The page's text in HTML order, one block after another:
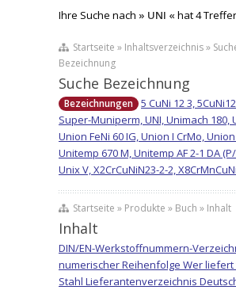
Ihre Suche nach » UNI « hat 4
Startseite » Inhaltsverzeichnis »
Bezeichnung
Suche Bezeichnung
Bezeichnungen 5 CuNi 12 3,
Super-Muniperm, UNI, Unimach 180,
Union FeNi 60 IG, Union I CrMo,
Unitemp 670 M, Unitemp AF 2-1 DA
Unix V, X2CrCuNiN23-2-2,
Startseite » Produkte » Buch » Inhalt
Inhalt
DIN/EN-Werkstoffnummern-
numerischer Reihenfolge Wer liefert
Stahl Lieferantenverzeichnis